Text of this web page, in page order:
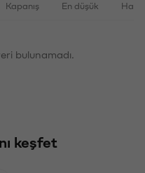
Kapanış En düşük
bulunamadı.
keşfet